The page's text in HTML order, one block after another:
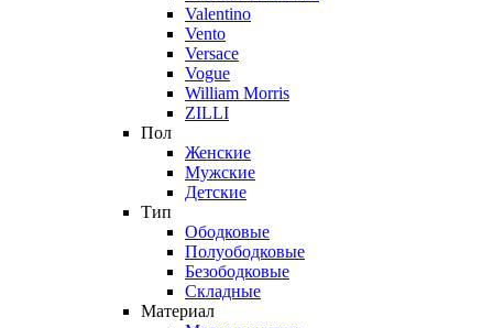
Valentino
Vento
Versace
Vogue
William Morris
ZILLI
Пол
Женские
Мужские
Детские
Тип
Ободковые
Полуободковые
Безободковые
Складные
Материал